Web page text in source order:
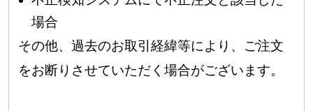
場合
その他、過去のお取引経緯等により、ご注文
をお断りさせていただく場合がございます。